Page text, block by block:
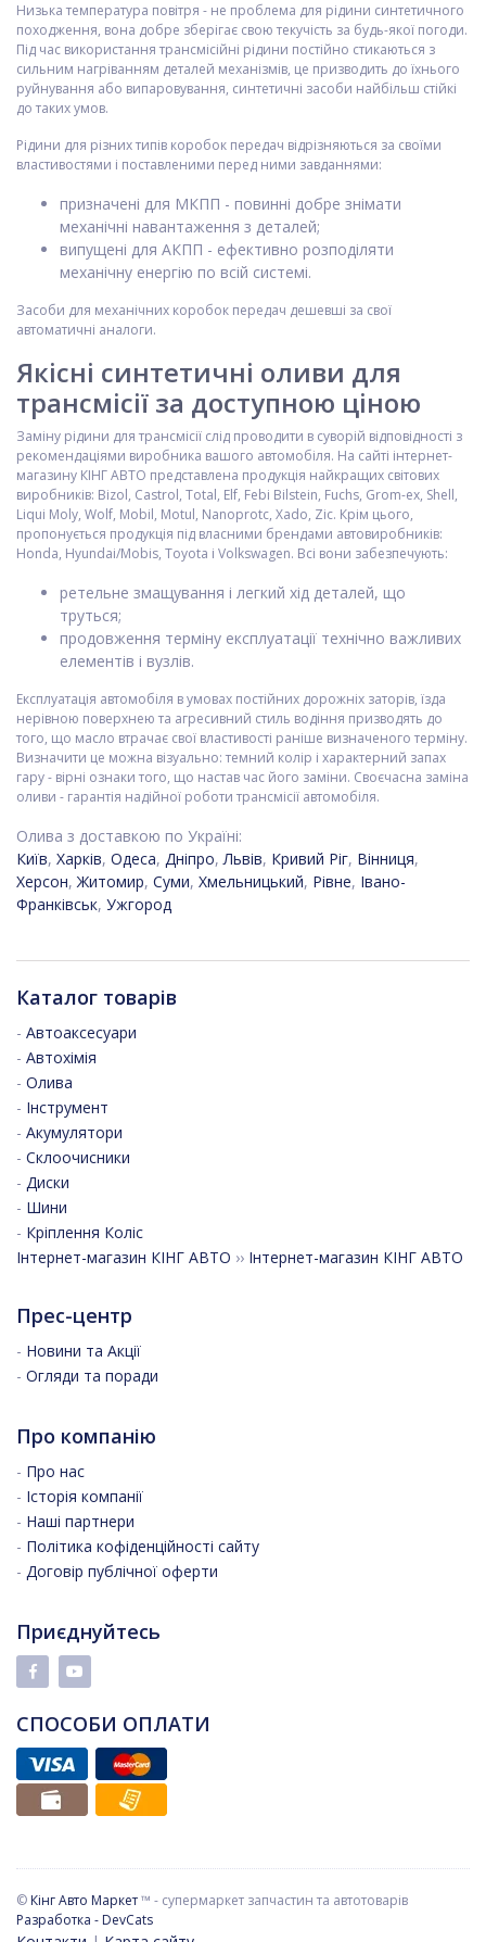
Низька температура повітря - не проблема для рідини синтетичного
походження, вона добре зберігає свою текучість за будь-якої погоди.
Під час використання трансмісійні рідини постійно стикаються з
сильним нагріванням деталей механізмів, це призводить до їхнього
руйнування або випаровування, синтетичні засоби найбільш стійкі
до таких умов.
Рідини для різних типів коробок передач відрізняються за своїми
властивостями і поставленими перед ними завданнями:
призначені для МКПП - повинні добре знімати
механічні навантаження з деталей;
випущені для АКПП - ефективно розподіляти
механічну енергію по всій системі.
Засоби для механічних коробок передач дешевші за свої
автоматичні аналоги.
Якісні синтетичні оливи для
трансмісії за доступною ціною
Заміну рідини для трансмісії слід проводити в суворій відповідності з
рекомендаціями виробника вашого автомобіля. На сайті інтернет-
магазину КІНГ АВТО представлена продукція найкращих світових
виробників: Bizol, Castrol, Total, Elf, Febi Bilstein, Fuchs, Grom-ex, Shell,
Liqui Moly, Wolf, Mobil, Motul, Nanoprotc, Xado, Zic. Крім цього,
пропонується продукція під власними брендами автовиробників:
Honda, Hyundai/Mobis, Toyota і Volkswagen. Всі вони забезпечують:
ретельне змащування і легкий хід деталей, що
труться;
продовження терміну експлуатації технічно важливих
елементів і вузлів.
Експлуатація автомобіля в умовах постійних дорожніх заторів, їзда
нерівною поверхнею та агресивний стиль водіння призводять до
того, що масло втрачає свої властивості раніше визначеного терміну.
Визначити це можна візуально: темний колір і характерний запах
гару - вірні ознаки того, що настав час його заміни. Своєчасна заміна
оливи - гарантія надійної роботи трансмісії автомобіля.
Олива з доставкою по Україні:
Київ, Харків, Одеса, Дніпро,Львів, Кривий Ріг, Вінниця,
Херсон,Житомир, Суми, Хмельницький, Рівне, Івано-
Франківськ, Ужгород
Каталог товарів
- Автоаксесуари
- Автохімія
- Олива
- Інструмент
- Акумулятори
- Склоочисники
- Диски
- Шини
- Кріплення Коліс
Інтернет-магазин КІНГ АВТО ›› Інтернет-магазин КІНГ АВТО
Прес-центр
- Новини та Акції
- Огляди та поради
Про компанію
- Про нас
- Історія компанії
- Наші партнери
- Політика кофіденційності сайту
- Договір публічної оферти
Приєднуйтесь
СПОСОБИ ОПЛАТИ
© Кінг Авто Маркет™ - супермаркет запчастин та автотоварів
Разработка - DevCats